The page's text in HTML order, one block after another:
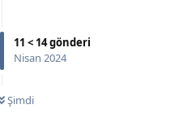
11 < 14gönderi
Nisan 2024
Şimdi